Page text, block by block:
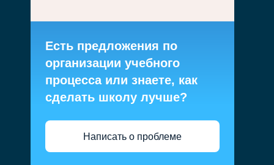
Есть предложения по
организации учебного
процесса или знаете, как
сделать школу лучше?
Написать о проблеме